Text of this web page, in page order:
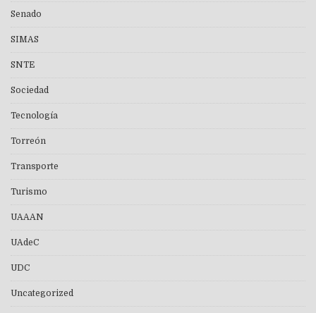
Senado
SIMAS
SNTE
Sociedad
Tecnología
Torreón
Transporte
Turismo
UAAAN
UAdeC
UDC
Uncategorized